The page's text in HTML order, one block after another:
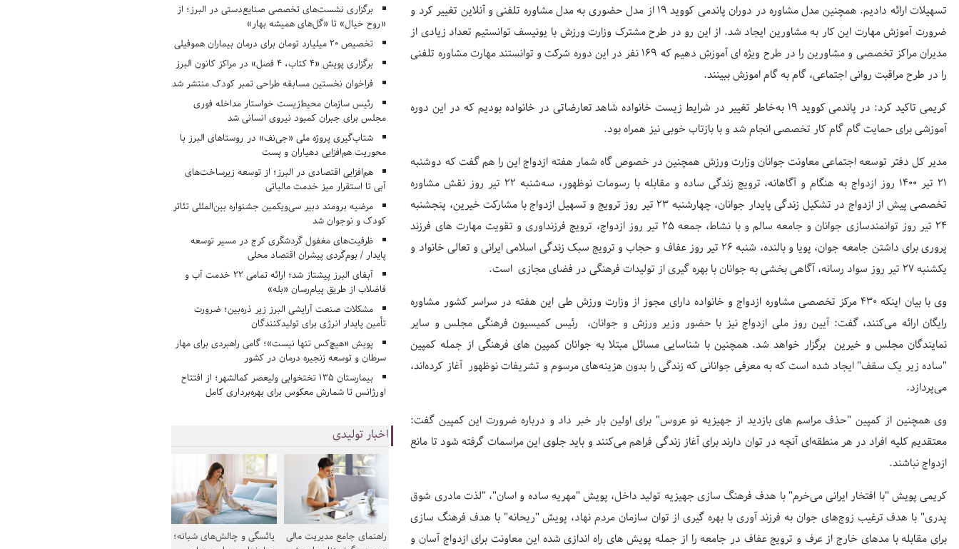
تسهیلات ارائه دادیم. همچنین مدل مشاوره در دوران پاندمی کووید ۱۹ از مدل حضوری به مدل مشاوره تلفنی و آنلاین تغییر کرد و
ضرورت آموزش مهارت این کار به مشاورین ایجاد شد. از این رو در طرح مشترک وزارت ورزش با یونیسف توانستیم تعداد زیادی از
مدیران مراکز تخصصی و مشاورین را در طرح ویژه ای آموزش دهیم که ۱۶۹ نفر در این دوره شرکت و توانستند مهارت مشاوره تلفنی
را در طرح مراقبت روانی اجتماعی، گام به گام اموزش ببینند.
کریمی تاکید کرد: در پاندمی کووید ۱۹ به‌خاطر تغییر در شرایط زیست خانواده شاهد تعارضاتی در خانواده بودیم که در این دوره
آموزشی برای حمایت گام گام کار تخصصی انجام شد و با بازتاب خوبی نیز همراه بود.
مدیر کل دفتر توسعه اجتماعی معاونت جوانان وزارت ورزش همچنین در خصوص گاه شمار هفته ازدواج این را هم گفت که دوشنبه
۲۱ تیر ۱۴۰۰ روز ازدواج به هنگام و آگاهانه، ترویج زندگی ساده و مقابله با رسومات نوظهور، سه‌شنبه ۲۲ تیر روز نقش مشاوره
تخصصی پیش از ازدواج در تشکیل زندگی پایدار جوانان، چهارشنبه ۲۳ تیر روز ترویج و تسهیل ازدواج با مشارکت خیرین، پنجشنبه
۲۴ تیر روز توانمندسازی جوانان و جامعه سالم و با نشاط، جمعه ۲۵ تیر روز ازدواج، ترویج فرزنداوری و تقویت مهارت های فرزند
پروری برای داشتن جامعه جوان، پویا و بالنده، شنبه ۲۶ تیر روز عفاف و حجاب و ترویج سبک زندگی اسلامی ایرانی و تعالی خانواد و
یکشنبه ۲۷ تیر روز سواد رسانه، آگاهی بخشی به جوانان با بهره گیری از تولیدات فرهنگی در فضای مجازی است.
وی با بیان اینکه ۴۳۰ مرکز تخصصی مشاوره ازدواج و خانواده دارای مجوز از وزارت ورزش طی این هفته در سراسر کشور مشاوره
رایگان ارائه می‌کنند، گفت: آیین روز ملی ازدواج نیز با حضور وزیر ورزش و جوانان، رئیس کمیسیون فرهنگی مجلس و سایر
نمایندگان مجلس و خیرین برگزار خواهد شد. همچنین با شناسایی مسائل مبتلا به جوانان کمپین های فرهنگی از جمله کمپین
"ساده زیر یک سقف" ایجاد شده است که به معرفی جوانانی که زندگی را بدون هزینه‌های مرسوم و تشریفات نوظهور آغاز کرده‌اند،
می‌پردازد.
وی همچنین از کمپین "حذف مراسم های بازدید از جهیزیه نو عروس" برای اولین بار خبر داد و درباره ضرورت این کمپین گفت:
معتقدیم کلیه افراد در هر منطقه‌ای آنچه در توان دارند برای آغاز زندگی فراهم می‌کنند و باید جلوی این مراسمات گرفته شود تا مانع
ازدواج نباشند.
کریمی پویش "با افتخار ایرانی می‌خرم" با هدف فرهنگ سازی جهیزیه تولید داخل، پویش "مهریه ساده و اسان"، "لذت مادری شوق
پدری" با هدف ترغیب زوج‌های جوان به فرزند آوری با بهره گیری از توان سازمان مردم نهاد، پویش "ریحانه" با هدف فرهنگ سازی
برای مقابله با مدهای خارج از عرف و ترویج عفاف در جامعه را از جمله پویش های راه اندازی شده این معاونت برای ازدواج آسان و
برگزاری نشست‌های تخصصی صنایع‌دستی در البرز؛ از
«روح خیال» تا «گل‌های همیشه بهار»
تخصیص ۲۰ میلیارد تومان برای درمان بیماران هموفیلی
برگزاری پویش «۴ کتاب، ۴ فصل» در مراکز کانون البرز
فراخوان نخستین مسابقه طراحی تمبر کودک منتشر شد
رئیس سازمان محیط‌زیست خواستار مداخله فوری
مجلس برای جبران کمبود نیروی انسانی شد
شتاب‌گیری پروژه ملی «جی‌نف» در روستاهای البرز با
محوریت هم‌افزایی دهیاران و پست
هم‌افزایی اقتصادی در البرز؛ از توسعه زیرساخت‌های
آبی تا استقرار میز خدمت مالیاتی
مرضیه برومند دبیر سی‌ویکمین جشنواره بین‌المللی تئاتر
کودک و نوجوان شد
ظرفیت‌های مغفول گردشگری کرج در مسیر توسعه
پایدار / بوم‌گردی پیشران اقتصاد محلی
آبفای البرز پیشتاز شد؛ ارائه تمامی ۲۲ خدمت آب و
فاضلاب از طریق پیام‌رسان «بله»
مشکلات صنعت آرایشی البرز زیر ذره‌بین؛ ضرورت
تأمین پایدار انرژی برای تولیدکنندگان
پویش «هیچ‌کس تنها نیست»؛ گامی راهبردی برای مهار
سرطان و توسعه زنجیره درمان در کشور
بیمارستان ۱۳۵ تختخوابی ولیعصر کمالشهر؛ از افتتاح
اورژانس تا شمارش معکوس برای بهره‌برداری کامل
اخبار تولیدی
راهنمای جامع مدیریت مالی
یائسگی و چالش‌های شبانه؛